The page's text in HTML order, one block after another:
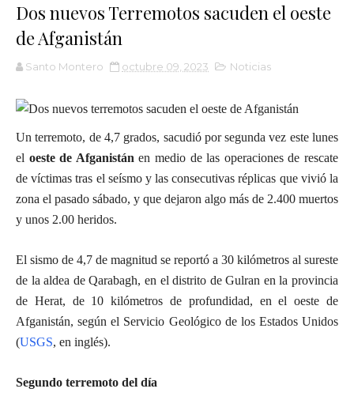
Dos nuevos Terremotos sacuden el oeste
de Afganistán
Santo Montero octubre 09, 2023 Noticias
Un terremoto, de 4,7 grados, sacudió por segunda vez este lunes
el oeste de Afganistán en medio de las operaciones de rescate
de víctimas tras el seísmo y las consecutivas réplicas que vivió la
zona el pasado sábado, y que dejaron algo más de 2.400 muertos
y unos 2.00 heridos.
El sismo de 4,7 de magnitud se reportó a 30 kilómetros al sureste
de la aldea de Qarabagh, en el distrito de Gulran en la provincia
de Herat, de 10 kilómetros de profundidad, en el oeste de
Afganistán, según el Servicio Geológico de los Estados Unidos
(USGS, en inglés).
Segundo terremoto del día